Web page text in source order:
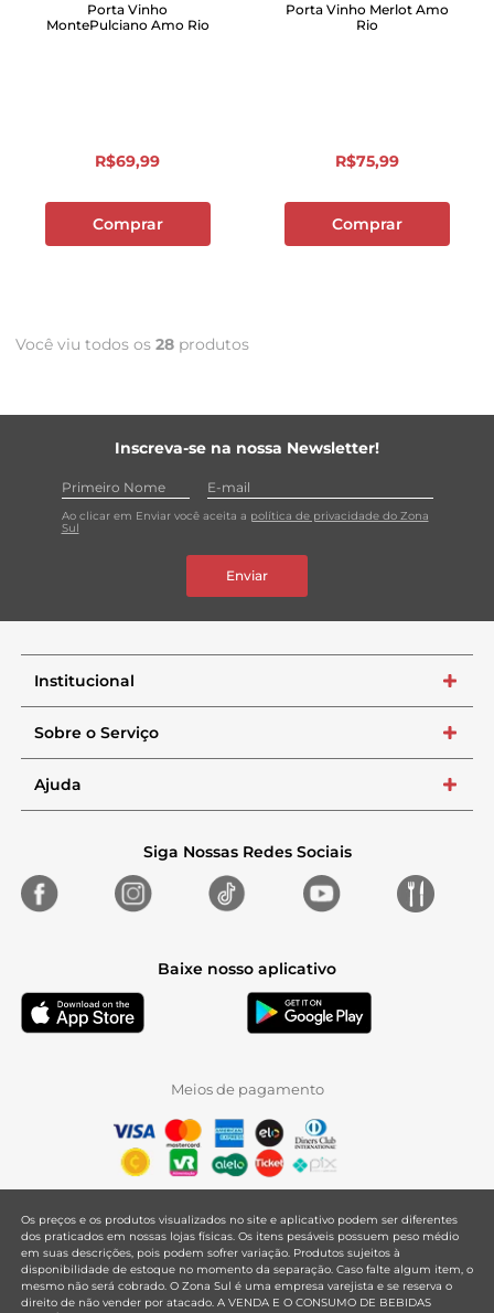
Porta Vinho
MontePulciano Amo Rio
R$69,99
Comprar
Porta Vinho Merlot Amo
Rio
R$75,99
Comprar
Você viu todos os 28 produtos
Inscreva-se na nossa Newsletter!
Ao clicar em Enviar você aceita a política de privacidade do Zona
Sul
Enviar
Institucional +
Sobre o Serviço +
Ajuda +
Siga Nossas Redes Sociais
Baixe nosso aplicativo
Meios de pagamento
Os preços e os produtos visualizados no site e aplicativo podem ser diferentes
dos praticados em nossas lojas físicas. Os itens pesáveis possuem peso médio
em suas descrições, pois podem sofrer variação. Produtos sujeitos à
disponibilidade de estoque no momento da separação. Caso falte algum item, o
mesmo não será cobrado. O Zona Sul é uma empresa varejista e se reserva o
direito de não vender por atacado. A VENDA E O CONSUMO DE BEBIDAS